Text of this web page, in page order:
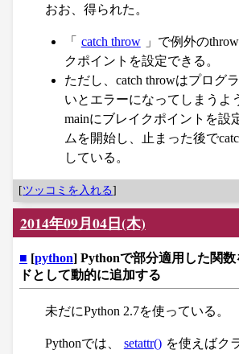
おお、得られた。
「 catch throw
」で例外の
クポイントを設定できる。
ただし、catch throwはプログ
いとエラーになってしまうよ
mainにブレイクポイントを設
ムを開始し、止まった後で
している。
[ツッコミを入れる]
2014年09月04日(木)
■ [python] Pythonで部分適用した関
ドとして動的に追加する
未だにPython 2.7を使っている。
Pythonでは、 setattr() を使えばク